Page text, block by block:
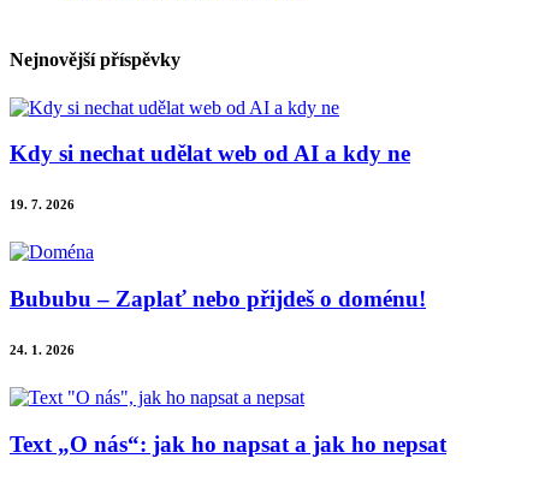
Nejnovější příspěvky
Kdy si nechat udělat web od AI a kdy ne
19. 7. 2026
Bububu – Zaplať nebo přijdeš o doménu!
24. 1. 2026
Text „O nás“: jak ho napsat a jak ho nepsat